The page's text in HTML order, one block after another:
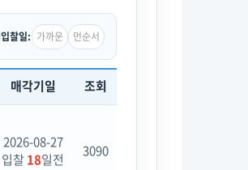
입찰일: 가까운 먼순서
매각기일 조회
2026-08-27
입찰18일전 3090